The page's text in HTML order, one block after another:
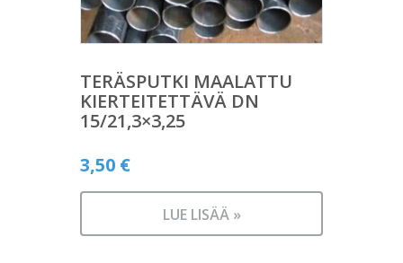
TERÄSPUTKI MAALATTU
KIERTEITETTÄVÄ DN
15/21,3×3,25
3,50 €
LUE LISÄÄ »